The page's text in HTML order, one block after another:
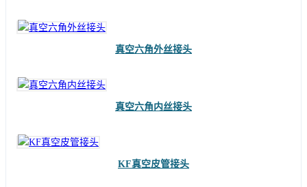
真空六角外丝接头
真空六角内丝接头
KF真空皮管接头